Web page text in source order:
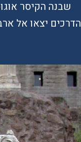
הדרכים יצאו אל